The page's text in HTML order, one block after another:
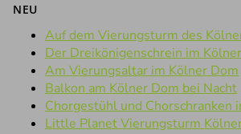
NEU
Auf dem Vierungsturm des
Der Dreikönigenschrein im
Am Vierungsaltar im Kölner Dom
Balkon am Kölner Dom bei Nacht
Chorgestühl und Chorschranken
Little Planet Vierungsturm